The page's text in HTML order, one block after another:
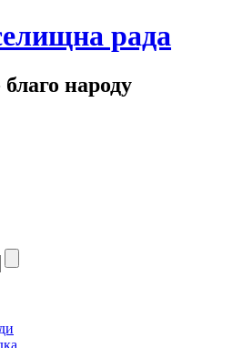
рада
народу